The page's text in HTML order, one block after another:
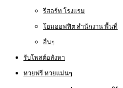
รีสอร์ท โรงแรม
โฮมออฟฟิต สำนักงาน พื้นที่
อื่นๆ
รับโพสต์อสังหา
หวยฟรี หวยแม่นๆ